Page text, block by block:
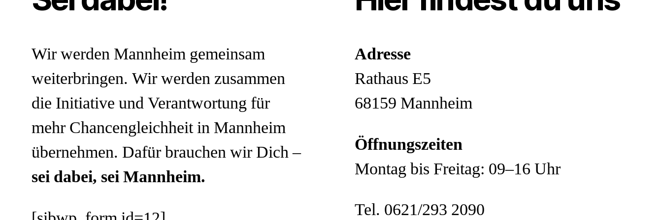
Wir werden Mannheim gemeinsam
weiterbringen. Wir werden zusammen
die Initiative und Verantwortung für
mehr Chancengleichheit in Mannheim
übernehmen. Dafür brauchen wir Dich –
sei dabei, sei Mannheim.
Adresse
Rathaus E5
68159 Mannheim
Öffnungszeiten
Montag bis Freitag: 09–16 Uhr
Tel. 0621/293 2090